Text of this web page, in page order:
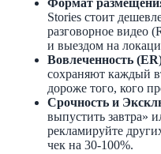
Формат
Stories стоит
разговорное видео
и выездом на
Вовлеченность
сохраняют каждый
дороже того, кого
Срочность и
выпустить завтра»
рекламируйте
чек на 30-100%.